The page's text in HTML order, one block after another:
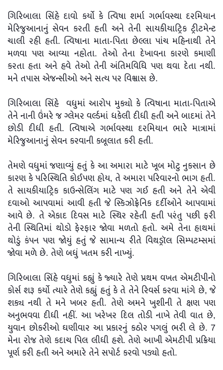
ગિરિબાલા સિંહે દાવો કર્યો કે ત્વિષા શર્મા ગર્ભાવસ્થા દરમિયાન
મેરિજુઆનાનું સેવન કરતી હતી અને તેની સાયકીયાટ્રિક ટ્રીટમેન્ટ
ચાલી રહી હતી. ત્વિષાના માતા-પિતા છેલ્લા પાંચ મહિનાથી તેને
મળવા પણ આવ્યા નહોતા. તેઓ તેના દેખાવના કારણે કમાણી
કરતા હતા અને હવે તેઓ તેની અંતિમવિધિ પણ થવા દેતા નથી.
મને તપાસ એજન્સીઓ અને સત્ય પર વિશ્વાસ છે.
ગિરિબાલા સિંહે વધુમાં આરોપ મુક્યો કે ત્વિષાના માતા-પિતાએ
તેને નાની ઉંમરે જ ગ્લેમર વર્લ્ડમાં ધકેલી દીધી હતી અને બાદમાં તેને
છોડી દીધી હતી. ત્વિષાએ ગર્ભાવસ્થા દરમિયાન ભારે માત્રામાં
મેરિજુઆનાનું સેવન કરવાની કબૂલાત કરી હતી.
તેમણે વધુમાં જણાવ્યું હતું કે આ અમારા માટે ખૂબ મોટુ નુકસાન છે
કારણ કે પરિસ્થિતિ કોઈપણ હોય, તે અમારા પરિવારનો ભાગ હતી.
તે સાયકીયાટ્રિક કાઉન્સેલિંગ માટે પણ ગઈ હતી અને તેને એવી
દવાઓ આપવામાં આવી હતી જે સ્કિઝોફ્રેનિક દર્દીઓને આપવામાં
આવે છે. તે એકાદ દિવસ માટે સ્થિર રહેતી હતી પરંતુ પછી ફરી
તેની સ્થિતિમાં થોડો ફેરફાર જોવા મળતો હતો. અમે તેના હાથમાં
થોડું કંપન પણ જોયું હતું જે સામાન્ય રીતે વિથડ્રૉલ સિમ્પટમ્સમાં
જોવા મળે છે. તેણે બધું ખતમ કરી નાખ્યું.
ગિરિબાલા સિંહે વધુમાં કહ્યું કે જ્યારે તેણે પ્રથમ વખત એમટીપીનો
કોર્સ શરૂ કર્યો ત્યારે તેણે કહ્યું હતું કે તે તેને રિવર્સ કરવા માંગે છે, જે
શક્ય નથી તે મને ખબર હતી. તેણે અમને ખુશીની તે ક્ષણ પણ
અનુભવવા દીધી નહીં. આ ખરેખર દિલ તોડી નાખે તેવી વાત છે,
યુવાન છોકરીઓ ઘણીવાર આ પ્રકારનું કઠોર પગલું ભરી લે છે. 7
મેના રોજ તેણે કદાચ પિલ લીધી હશે. તેણે આખી એમટીપી પ્રક્રિયા
પૂર્ણ કરી હતી અને અમારે તેને સપોર્ટ કરવો પડ્યો હતો.